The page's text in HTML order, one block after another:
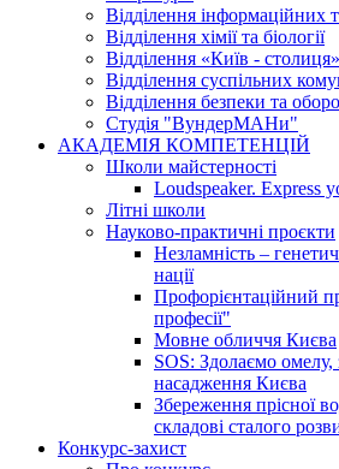
Відділення інформаційних
Відділення хімії та біології
Відділення «Київ - столиця»
Відділення суспільних
Відділення безпеки та
Студія "ВундерМАНи"
АКАДЕМІЯ КОМПЕТЕНЦІЙ
Школи майстерності
Loudspeaker. Express
Літні школи
Науково-практичні проєкти
Незламність –
нації
Профорієнтаційний
професії"
Мовне обличчя Києва
SOS: Здолаємо омелу,
насадження Києва
Збереження прісної
складові сталого
Конкурс-захист